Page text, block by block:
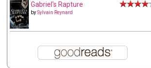
Gabriel's Rapture
bySylvain Reynard